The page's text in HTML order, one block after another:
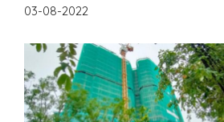
03-08-2022